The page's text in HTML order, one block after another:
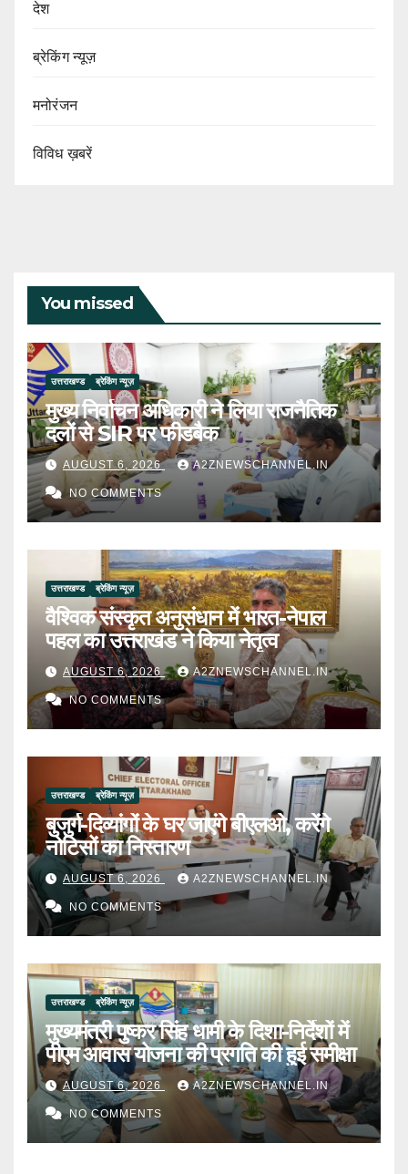
देश
ब्रेकिंग न्यूज़
मनोरंजन
विविध ख़बरें
You missed
उत्तराखण्ड ब्रेकिंग न्यूज़
मुख्य निर्वाचन अधिकारी ने लिया राजनैतिक
दलों से SIR पर फीडबैक
AUGUST 6, 2026 A2ZNEWSCHANNEL.IN
NO COMMENTS
उत्तराखण्ड ब्रेकिंग न्यूज़
वैश्विक संस्कृत अनुसंधान में भारत-नेपाल
पहल का उत्तराखंड ने किया नेतृत्व
AUGUST 6, 2026 A2ZNEWSCHANNEL.IN
NO COMMENTS
उत्तराखण्ड ब्रेकिंग न्यूज़
बुजुर्ग-दिव्यांगों के घर जाएंगे बीएलओ, करेंगे
नोटिसों का निस्तारण
AUGUST 6, 2026 A2ZNEWSCHANNEL.IN
NO COMMENTS
उत्तराखण्ड ब्रेकिंग न्यूज़
मुख्यमंत्री पुष्कर सिंह धामी के दिशा-निर्देशों में
पीएम आवास योजना की प्रगति की हुई समीक्षा
AUGUST 6, 2026 A2ZNEWSCHANNEL.IN
NO COMMENTS